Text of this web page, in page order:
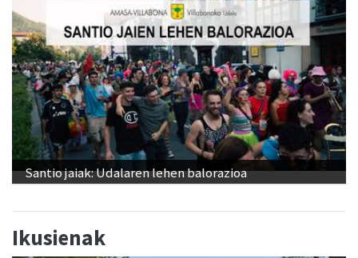
Santio jaiak: Udalaren lehen balorazioa
Ikusienak